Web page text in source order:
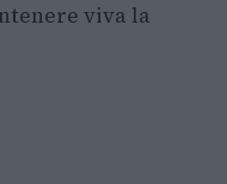
viva la